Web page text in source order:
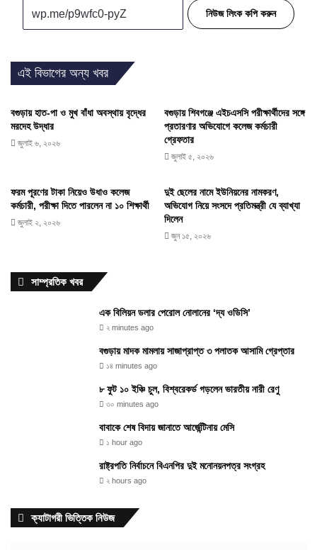
নিউজ লিংক কপি করুন
এই বিভাগের অন্য খবর
বগুড়ায় হাত-পা ও মুখ বাঁধা অবস্থায় বৃদ্ধের
মরদেহ উদ্ধার
জুলাই ৬, ২০২৬
বগুড়ায় শিবগঞ্জে এইচএসসি পরীক্ষার্থীদের সঙ্গে
প্রতারণার অভিযোগে কলেজ কর্মচারী
গ্রেফতার
জুলাই ৫, ২০২৬
ফরম পূরণের টাকা নিয়েও উধাও কলেজ
কর্মচারী, পরীক্ষা দিতে পারলেন না ১০ শিক্ষার্থী
জুলাই ২, ২০২৬
দুই ছেলের নামে ইউনিয়নের নামকরণ,
অভিযোগ নিয়ে সংসদে প্রতিমন্ত্রী যে ব্যাখ্যা
দিলেন
জুন ১৫, ২০২৬
সাম্প্রতিক খবর
এক বিলিয়ন ডলার পেরোল নোলানের ‘দ্য ওডিসি’
২ minutes ago
বগুড়ায় মাদক মামলায় সাজাপ্রাপ্ত ৩ পলাতক আসামি গ্রেপ্তার
১৪ minutes ago
৮ ফুট ১০ ইঞ্চি চুল, বিশ্বরেকর্ড গড়লেন ভারতীয় নারী রেণু
৩০ minutes ago
বাবাকে শেষ বিদায় জানাতে আর্জেন্টিনায় মেসি
১ hour ago
রাষ্ট্রপতি নির্বাচনে বিএনপির দুই মনোনয়নপত্র সংগ্রহ
২ hours ago
ক্যাটাগরী ভিত্তিক নিউজ